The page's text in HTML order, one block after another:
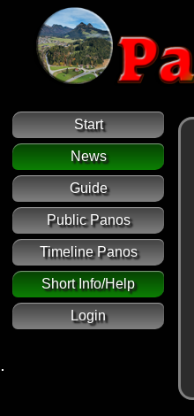
Start
News
Guide
Public Panos
Timeline Panos
Short Info/Help
Login
.